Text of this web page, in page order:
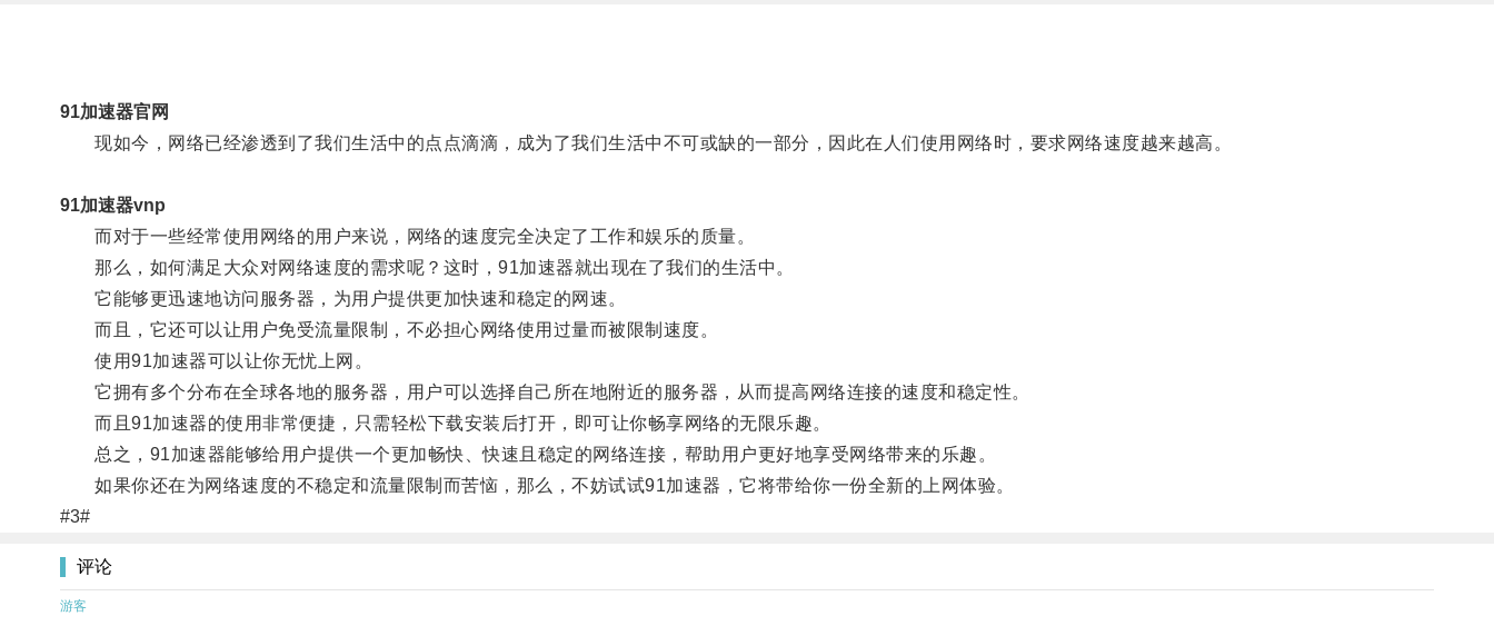
91加速器官网
现如今，网络已经渗透到了我们生活中的点点滴滴，成为了我们生活中不可或缺的一部分，因此在人们使用网络时，要求网络速度越来越高。
91加速器vnp
而对于一些经常使用网络的用户来说，网络的速度完全决定了工作和娱乐的质量。
那么，如何满足大众对网络速度的需求呢？这时，91加速器就出现在了我们的生活中。
它能够更迅速地访问服务器，为用户提供更加快速和稳定的网速。
而且，它还可以让用户免受流量限制，不必担心网络使用过量而被限制速度。
使用91加速器可以让你无忧上网。
它拥有多个分布在全球各地的服务器，用户可以选择自己所在地附近的服务器，从而提高网络连接的速度和稳定性。
而且91加速器的使用非常便捷，只需轻松下载安装后打开，即可让你畅享网络的无限乐趣。
总之，91加速器能够给用户提供一个更加畅快、快速且稳定的网络连接，帮助用户更好地享受网络带来的乐趣。
如果你还在为网络速度的不稳定和流量限制而苦恼，那么，不妨试试91加速器，它将带给你一份全新的上网体验。
#3#
评论
游客